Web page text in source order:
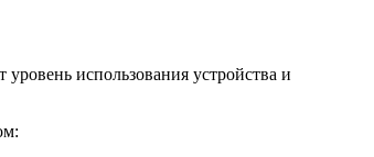
использования устройства и